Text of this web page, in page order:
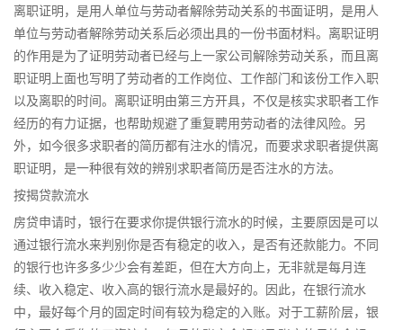
离职证明，是用人单位与劳动者解除劳动关系的书面证明，是用人
单位与劳动者解除劳动关系后必须出具的一份书面材料。离职证明
的作用是为了证明劳动者已经与上一家公司解除劳动关系，而且离
职证明上面也写明了劳动者的工作岗位、工作部门和该份工作入职
以及离职的时间。离职证明由第三方开具，不仅是核实求职者工作
经历的有力证据，也帮助规避了重复聘用劳动者的法律风险。另
外，如今很多求职者的简历都有注水的情况，而要求求职者提供离
职证明，是一种很有效的辨别求职者简历是否注水的方法。
按揭贷款流水
房贷申请时，银行在要求你提供银行流水的时候，主要原因是可以
通过银行流水来判别你是否有稳定的收入，是否有还款能力。不同
的银行也许多多少少会有差距，但在大方向上，无非就是每月连
续、收入稳定、收入高的银行流水是最好的。因此，在银行流水
中，最好每个月的固定时间有较为稳定的入账。对于工薪阶层，银